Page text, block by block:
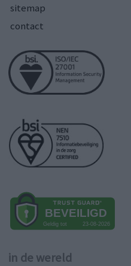
sitemap
contact
in de wereld